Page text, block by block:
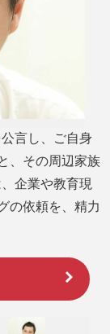
言し、ご自身
、その周辺家族
企業や教育現
の依頼を、精力